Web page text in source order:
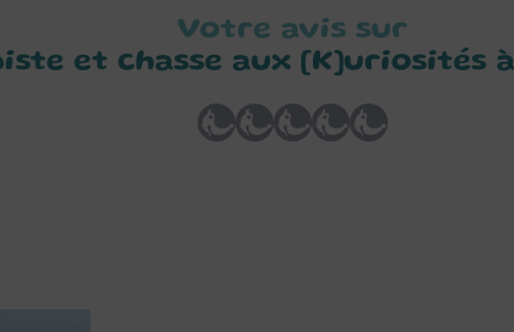
Votre avis sur
et chasse aux [K]uriosités